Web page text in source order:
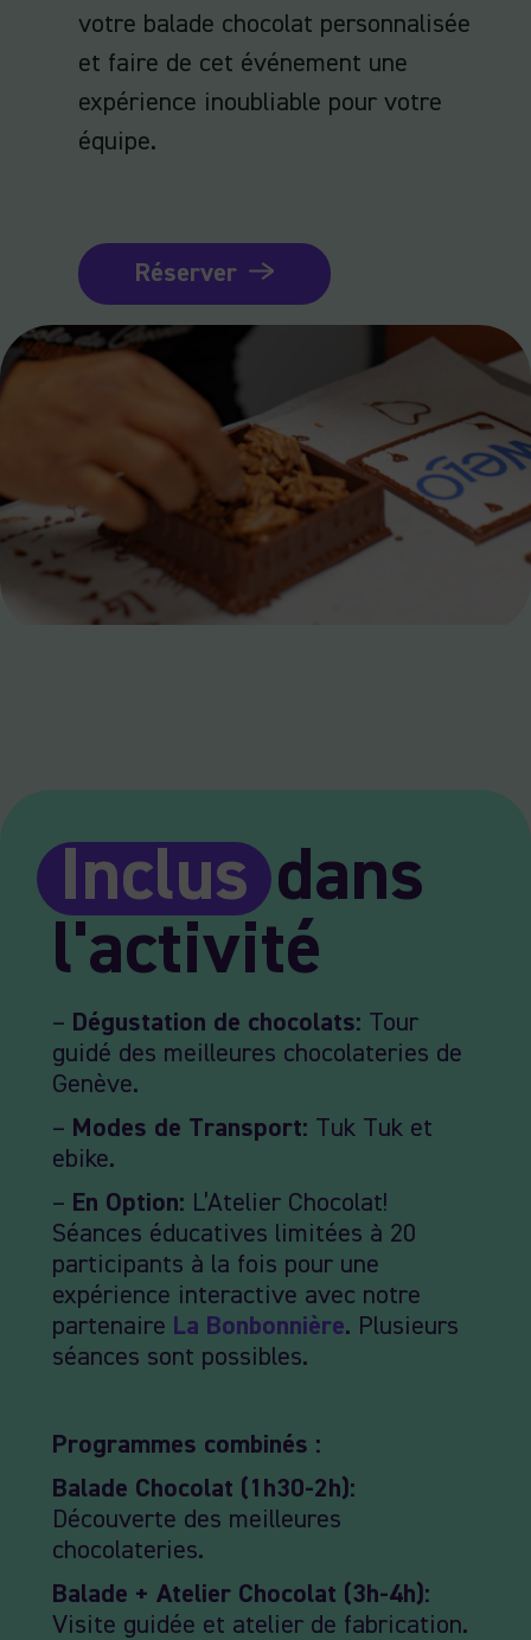
votre balade chocolat personnalisée
et faire de cet événement une
expérience inoubliable pour votre
équipe.
Réserver
Inclusdans
l'activité
– Dégustation de chocolats: Tour
guidé des meilleures chocolateries de
Genève.
– Modes de Transport: Tuk Tuk et
ebike.
– En Option: L’Atelier Chocolat!
Séances éducatives limitées à 20
participants à la fois pour une
expérience interactive avec notre
partenaire La Bonbonnière. Plusieurs
séances sont possibles.
Programmes combinés :
Balade Chocolat (1h30-2h):
Découverte des meilleures
chocolateries.
Balade + Atelier Chocolat (3h-4h):
Visite guidée et atelier de fabrication.